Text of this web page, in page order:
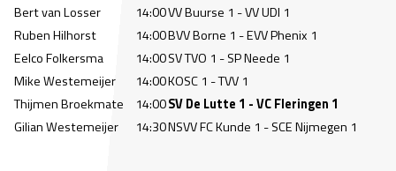
Bert van Losser
14:00VV Buurse 1 - VV UDI 1
Ruben Hilhorst
14:00BVV Borne 1 - EVV Phenix 1
Eelco Folkersma
14:00SV TVO 1 - SP Neede 1
Mike Westemeijer
14:00KOSC 1 - TVV 1
Thijmen Broekmate
14:00SV De Lutte 1 - VC Fleringen 1
Gilian Westemeijer
14:30NSVV FC Kunde 1 - SCE Nijmegen 1